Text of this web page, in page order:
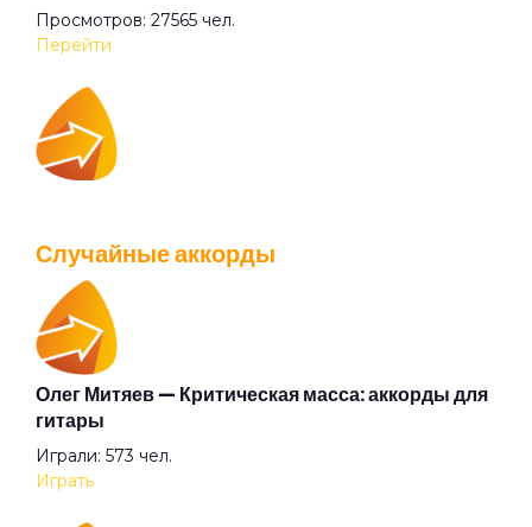
Не предел
Некорректная конкретность
Паническая атака
Письмо от Мери Джейн
Погружение
Просмотров: 27565 чел.
Перейти
Перейти
Валентин Стрыкало — Gay porn: аккорды для
гитары
Просмотров: 25697 чел.
Случайные аккорды
Олег Митяев — Критическая масса: аккорды для
гитары
Играли: 573 чел.
Играть